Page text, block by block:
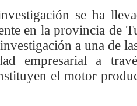
se ha
en la provincia de
a una de
empresarial a
el motor